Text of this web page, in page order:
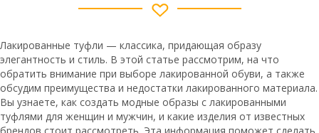
Лакированные туфли — классика, придающая образу
элегантность и стиль. В этой статье рассмотрим, на что
обратить внимание при выборе лакированной обуви, а также
обсудим преимущества и недостатки лакированного материала.
Вы узнаете, как создать модные образы с лакированными
туфлями для женщин и мужчин, и какие изделия от известных